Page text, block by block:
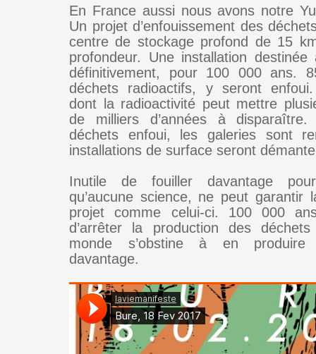
En France aussi nous avons notre
Un projet d’enfouissement des
centre de stockage profond de 15
profondeur. Une installation
définitivement, pour 100 000 ans.
déchets radioactifs, y seront
dont la radioactivité peut mettre
de milliers d’années à
déchets enfoui, les galeries sont
installations de surface seront
Inutile de fouiller davantage
qu’aucune science, ne peut garantir
projet comme celui-ci. 100 000
d’arrêter la production des
monde s’obstine à en produire
davantage.